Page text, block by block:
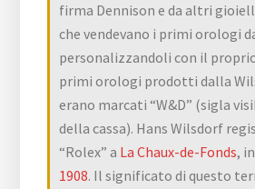
firma Dennison e da altri
che vendevano i primi orologi
personalizzandoli con il
primi orologi prodotti dalla
erano marcati “W&D” (sigla
della cassa). Hans Wilsdorf
“Rolex” a La Chaux-de-Fonds,
1908. Il significato di questo